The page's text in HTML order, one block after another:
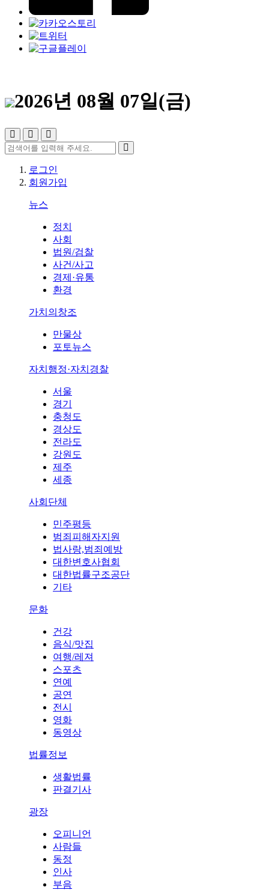
2026년 08월 07일(금)
로그인
회원가입
뉴스
정치
사회
법원/검찰
사건/사고
경제·유통
환경
가치의창조
만물상
포토뉴스
자치행정·자치경찰
서울
경기
충청도
경상도
전라도
강원도
제주
세종
사회단체
민주평등
범죄피해자지원
법사랑,범죄예방
대한변호사협회
대한법률구조공단
기타
문화
건강
음식/맛집
여행/레져
스포츠
연예
공연
전시
영화
동영상
법률정보
생활법률
판결기사
광장
오피니언
사람들
동정
인사
부음